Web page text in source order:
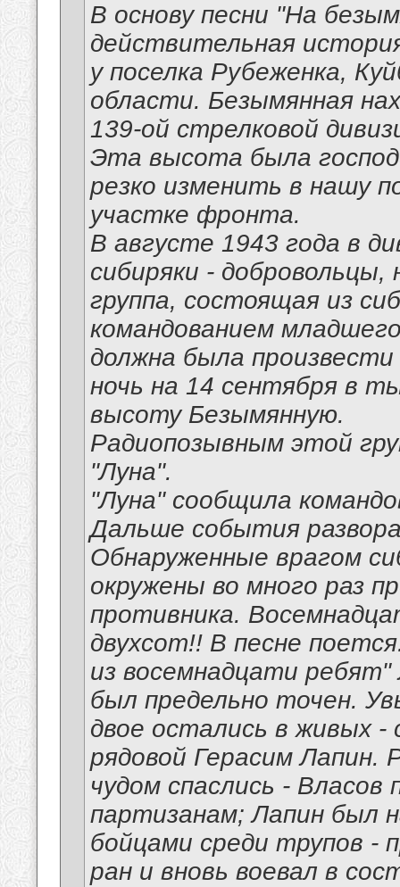
В основу песни "На
действительная
у поселка Рубеженка,
области. Безымянная
139-ой стрелковой
Эта высота была
резко изменить в нашу
участке фронта.
В августе 1943 года в
сибиряки - добровольцы,
группа, состоящая из
командованием
должна была
ночь на 14 сентября в
высоту Безымянную.
Радиопозывным этой
"Луна".
"Луна" сообщила
Дальше события
Обнаруженные врагом
окружены во много раз
противника.
двухсот!! В песне
из восемнадцати
был предельно точен.
двое остались в живых
рядовой Герасим Лапин.
чудом спаслись -
партизанам; Лапин был
бойцами среди трупов -
ран и вновь воевал в